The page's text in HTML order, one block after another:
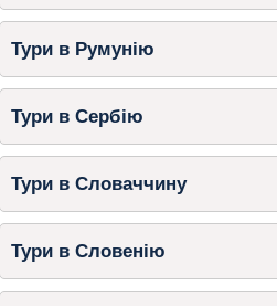
Тури в Румунію
Тури в Сербію
Тури в Словаччину
Тури в Словенію